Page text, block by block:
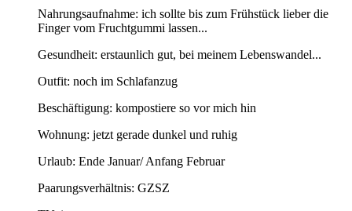
Nahrungsaufnahme: ich sollte bis zum Frühstück lieber die
Finger vom Fruchtgummi lassen...
Gesundheit: erstaunlich gut, bei meinem Lebenswandel...
Outfit: noch im Schlafanzug
Beschäftigung: kompostiere so vor mich hin
Wohnung: jetzt gerade dunkel und ruhig
Urlaub: Ende Januar/ Anfang Februar
Paarungsverhältnis: GZSZ